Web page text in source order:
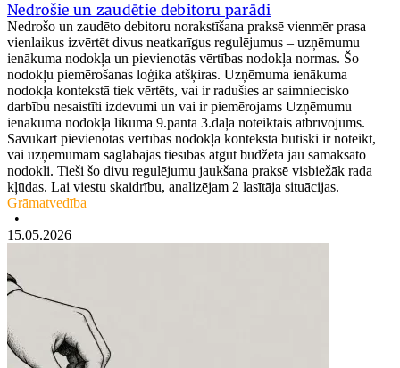
Nedrošie un zaudētie debitoru parādi
Nedrošo un zaudēto debitoru norakstīšana praksē vienmēr prasa
vienlaikus izvērtēt divus neatkarīgus regulējumus – uzņēmumu
ienākuma nodokļa un pievienotās vērtības nodokļa normas. Šo
nodokļu piemērošanas loģika atšķiras. Uzņēmuma ienākuma
nodokļa kontekstā tiek vērtēts, vai ir radušies ar saimniecisko
darbību nesaistīti izdevumi un vai ir piemērojams Uzņēmumu
ienākuma nodokļa likuma 9.panta 3.daļā noteiktais atbrīvojums.
Savukārt pievienotās vērtības nodokļa kontekstā būtiski ir noteikt,
vai uzņēmumam saglabājas tiesības atgūt budžetā jau samaksāto
nodokli. Tieši šo divu regulējumu jaukšana praksē visbiežāk rada
kļūdas. Lai viestu skaidrību, analizējam 2 lasītāja situācijas.
Grāmatvedība
•
15.05.2026